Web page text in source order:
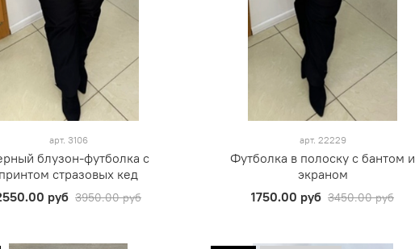
арт. 3106
блузон-футболка с
стразовых кед
руб 3950.00 руб
арт. 22229
Футболка в полоску с бантом и
экраном
1750.00 руб 3450.00 руб